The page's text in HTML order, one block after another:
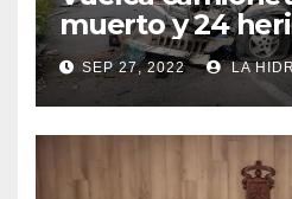
muerto y 24
SEP 27, 2022 LA